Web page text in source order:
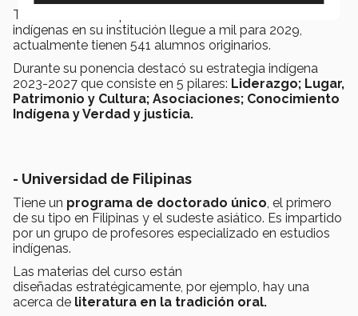
También buscan que el número de estudiantes
indígenas en su institución llegue a mil para 2029,
actualmente tienen 541 alumnos originarios.
Durante su ponencia destacó su estrategia indígena
2023-2027 que consiste en 5 pilares: Liderazgo; Lugar,
Patrimonio y Cultura; Asociaciones; Conocimiento
Indígena y Verdad y justicia.
- Universidad de Filipinas
Tiene un programa de doctorado único , el primero
de su tipo en Filipinas y el sudeste asiático. Es impartido
por un grupo de profesores especializado en estudios
indígenas.
Las materias del curso están
diseñadas estratégicamente, por ejemplo, hay una
acerca de literatura en la tradición oral.